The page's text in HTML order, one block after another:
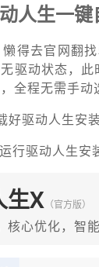
人生一
得去官网翻
驱动状态，此
全程无需手动
好驱动人生安
行驱动人生安
生X （官方版）
核心优化，智